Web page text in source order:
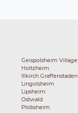
Geispolsheim Village
Holtzheim
Illkirch Graffenstaden
Lingolsheim
Lipsheim
Ostwald
Plobsheim